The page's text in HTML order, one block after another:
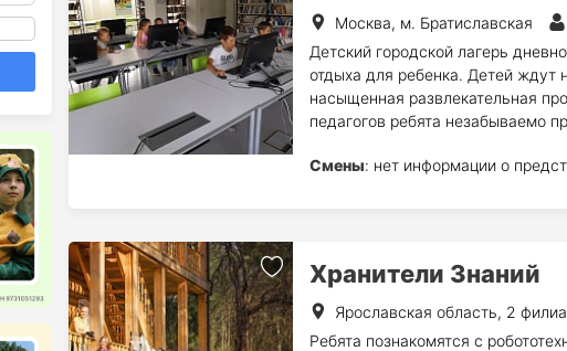
Москва, м. Братиславская
Детский городской лагерь
отдыха для ребенка. Детей ждут
насыщенная развлекательная
педагогов ребята незабываемо
Смены: нет информации о
Хранители Знаний
Ярославская область, 2
Ребята познакомятся с